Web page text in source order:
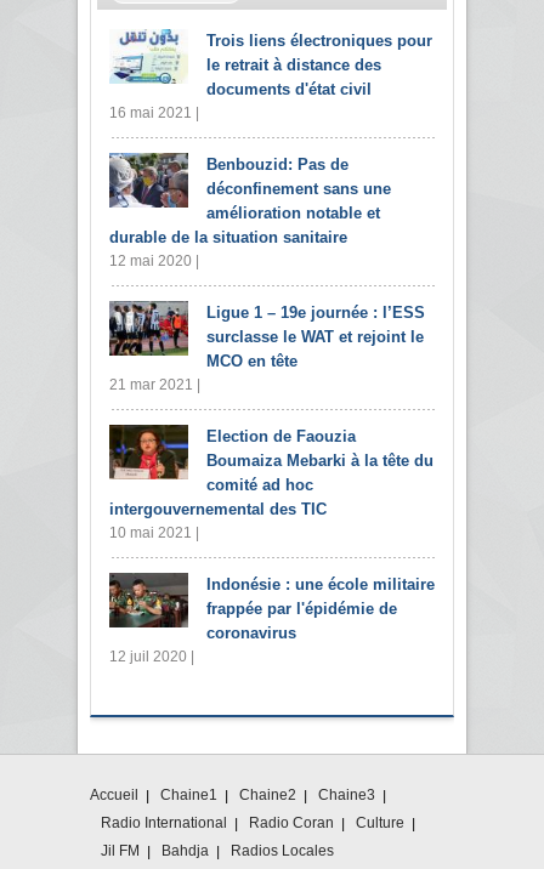
Trois liens électroniques pour
le retrait à distance des
documents d'état civil
16 mai 2021 |
Benbouzid: Pas de
déconfinement sans une
amélioration notable et
durable de la situation sanitaire
12 mai 2020 |
Ligue 1 – 19e journée : l’ESS
surclasse le WAT et rejoint le
MCO en tête
21 mar 2021 |
Election de Faouzia
Boumaiza Mebarki à la tête du
comité ad hoc
intergouvernemental des TIC
10 mai 2021 |
Indonésie : une école militaire
frappée par l'épidémie de
coronavirus
12 juil 2020 |
Accueil Chaine1 Chaine2
Chaine3
Radio International
Radio Coran
Culture
Jil FM
Bahdja Radios Locales